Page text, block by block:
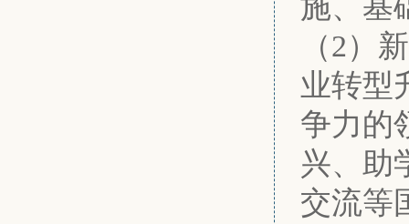
施、基
（2）
业转型
争力的
兴、助
交流等